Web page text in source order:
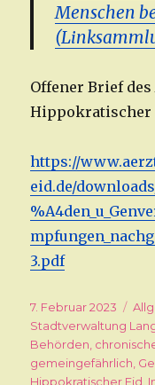
Menschen
Offener Brief
Hippokratischer
https://
eid.de/
3.pdf
Veröffentlicht
am
7. Februar 2023
Stadtverwaltung
Behörden
gemeingefährlich
Hippokratischer Eid